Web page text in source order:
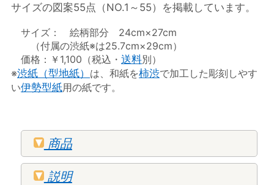
サイズの図案55点（NO.1～55）を掲載しています。
サイズ： 絵柄部分 24cm×27cm
（付属の渋紙※は25.7cm×29cm）
価格：￥1,100（税込・ 送料別）
※渋紙（型地紙） は、和紙を柿渋で加工した彫刻しやす
い伊勢型紙用の紙です。
商品
説明